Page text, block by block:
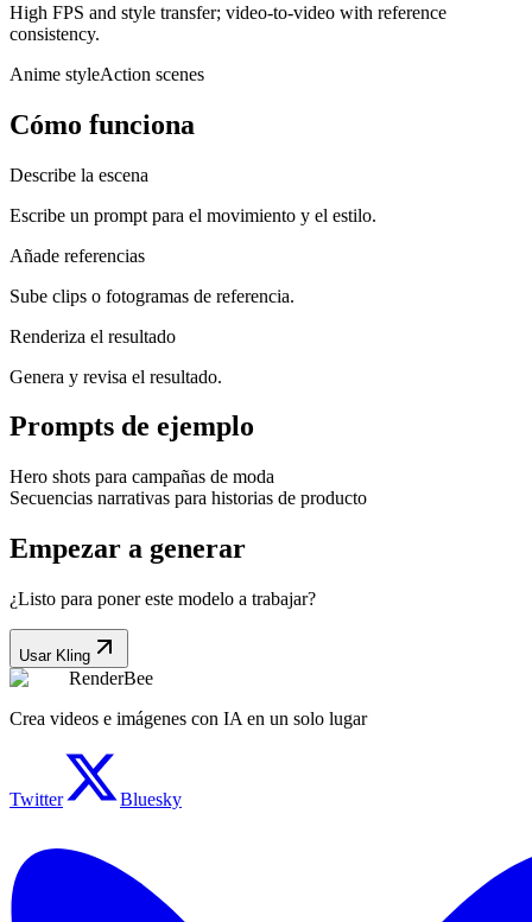
High FPS and style transfer; video-to-video with reference
consistency.
Anime styleAction scenes
Cómo funciona
Describe la escena
Escribe un prompt para el movimiento y el estilo.
Añade referencias
Sube clips o fotogramas de referencia.
Renderiza el resultado
Genera y revisa el resultado.
Prompts de ejemplo
Hero shots para campañas de moda
Secuencias narrativas para historias de producto
Empezar a generar
¿Listo para poner este modelo a trabajar?
Usar Kling
RenderBee
Crea videos e imágenes con IA en un solo lugar
Twitter Bluesky